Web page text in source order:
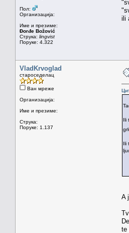
Пол:
Организација:
Име и презиме:
Đorđe Božović
Струка: lingvist
Поруке: 4.322
ili
VladKrvoglad
староседелац
Ван мреже
Организација:
Име и презиме:
Струка:
Поруке: 1.137
Ili
Ili
A
te